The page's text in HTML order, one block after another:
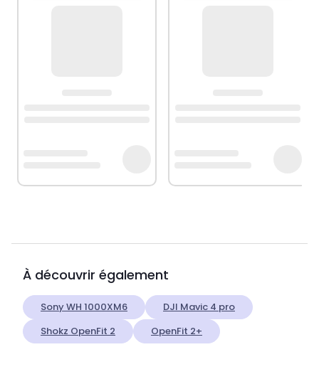
À découvrir également
Sony WH 1000XM6
DJI Mavic 4 pro
Shokz OpenFit 2
OpenFit 2+